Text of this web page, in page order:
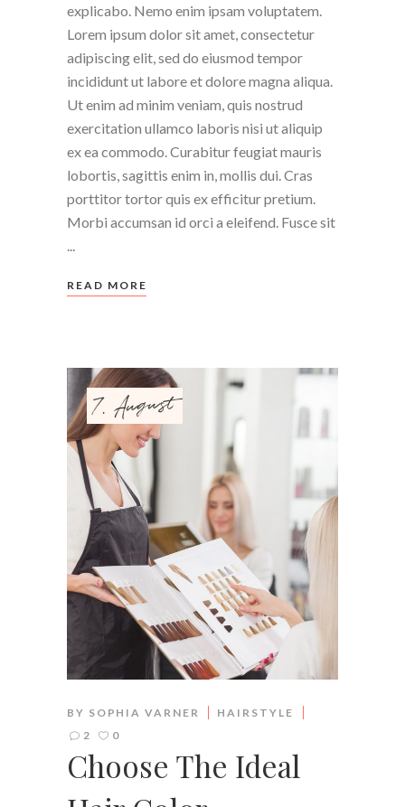
explicabo. Nemo enim ipsam voluptatem.
Lorem ipsum dolor sit amet, consectetur
adipiscing elit, sed do eiusmod tempor
incididunt ut labore et dolore magna aliqua.
Ut enim ad minim veniam, quis nostrud
exercitation ullamco laboris nisi ut aliquip
ex ea commodo. Curabitur feugiat mauris
lobortis, sagittis enim in, mollis dui. Cras
porttitor tortor quis ex efficitur pretium.
Morbi accumsan id orci a eleifend. Fusce sit
READ MORE
7. August
BY SOPHIA VARNER
HAIRSTYLE
2
0
Choose The Ideal